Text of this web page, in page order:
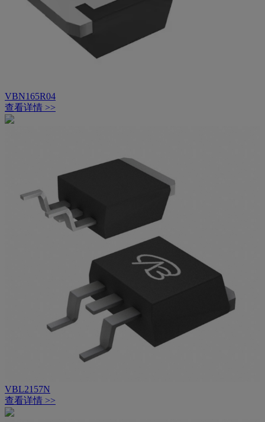
VBN165R04
查看详情 >>
VBL2157N
查看详情 >>